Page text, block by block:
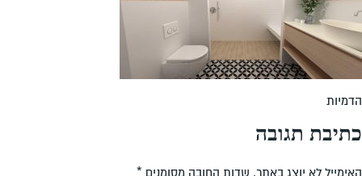
הדמיות
כתיבת תגובה
האימייל לא יוצג באתר. שדות החובה מסומנים *